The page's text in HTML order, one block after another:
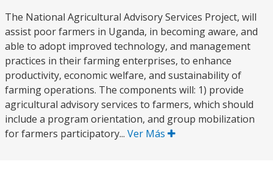
The National Agricultural Advisory Services Project, will
assist poor farmers in Uganda, in becoming aware, and
able to adopt improved technology, and management
practices in their farming enterprises, to enhance
productivity, economic welfare, and sustainability of
farming operations. The components will: 1) provide
agricultural advisory services to farmers, which should
include a program orientation, and group mobilization
for farmers participatory... Ver Más